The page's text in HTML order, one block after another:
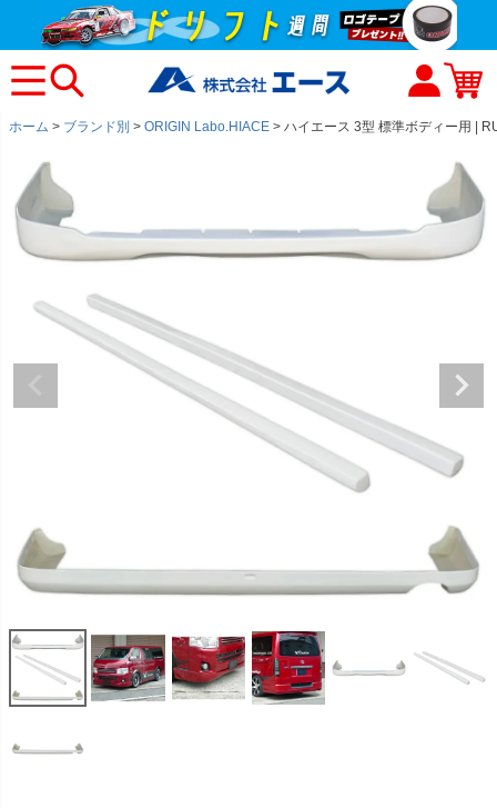
ホーム ブランド別 ORIGIN Labo.HIACE ハイエース 3型 標準ボディー用 |